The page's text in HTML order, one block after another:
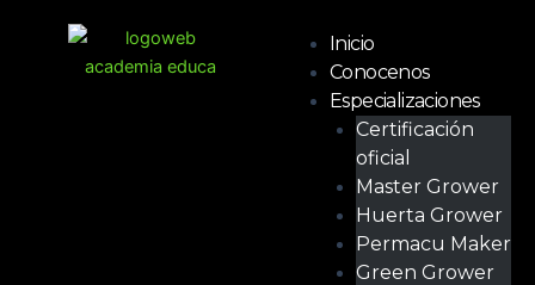
Inicio
Conocenos
Especializaciones
Certificación
oficial
Master Grower
Huerta Grower
Permacu Maker
Green Grower
Menú